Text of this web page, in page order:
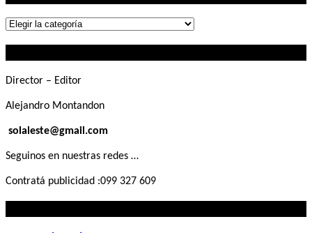
Lo
Director – Editor
Alejandro Montandon
solaleste@gmail.com
Seguinos en nuestras redes …
Contratá publicidad :099 327 609